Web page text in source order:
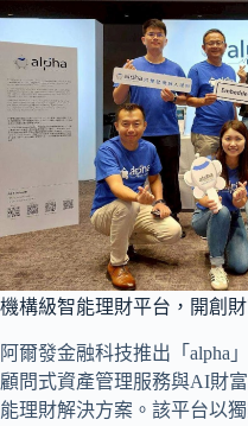
機構級智能理財平台，開創
阿爾發金融科技推出「alpha
顧問式資產管理服務與AI財
能理財解決方案。該平台以